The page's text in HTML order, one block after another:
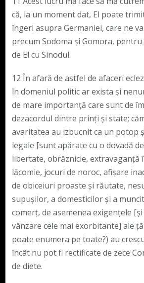
că, la un moment dat, El poate
îngeri asupra Germaniei, care ne
precum Sodoma și Gomora,
de El cu Sinodul.
12 În afară de astfel de afaceri
în domeniul politic ar exista și
de mare importanță care sunt de
dezacordul dintre prinți și state;
avaritatea au izbucnit ca un potop
legale [sunt apărate cu o dovadă
libertate, obrăznicie, extravaganță
lăcomie, jocuri de noroc, afișare
de obiceiuri proaste și răutate,
supușilor, a domesticilor și a
comerț, de asemenea exigențele
vânzare cele mai exorbitante] ale
poate enumera pe toate?) au
încât nu pot fi rectificate de zece
de diete.